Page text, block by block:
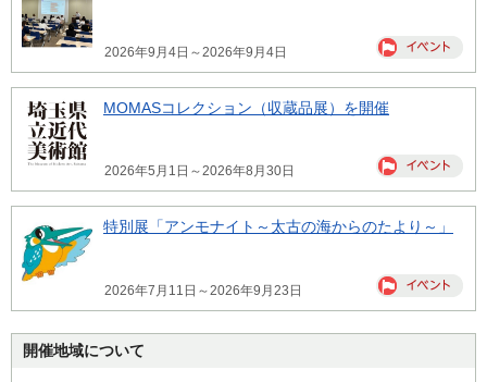
2026年9月4日～2026年9月4日
MOMASコレクション（収蔵品展）を開催
2026年5月1日～2026年8月30日
特別展「アンモナイト～太古の海からのたより～」
2026年7月11日～2026年9月23日
開催地域について